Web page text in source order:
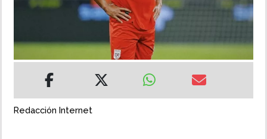
MULTIMEDIA
IMPRESO
Redacción Internet